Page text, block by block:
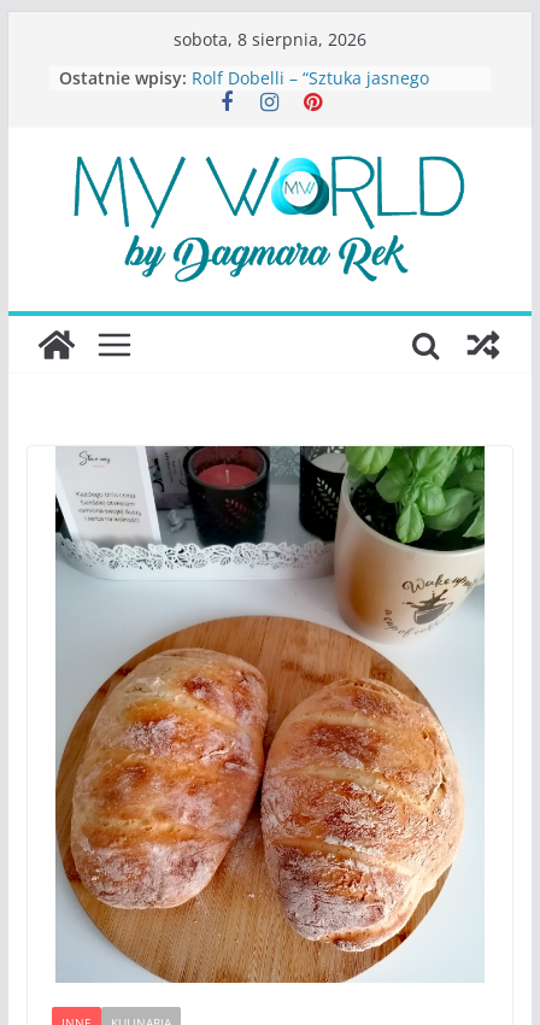
sobota, 8 sierpnia, 2026
Ostatnie wpisy: Rolf Dobelli – “Sztuka jasnego
myślenia”
Konstancina. Sekrety seksbiznesu”
Katarzyna Lewandowicz – Zanim
straciliśmy siebie
Judith Joseph – “Wysoko
funkcjonująca depresja”
S.Wynn-Williams – “Bezwzględni. O
największego portalu